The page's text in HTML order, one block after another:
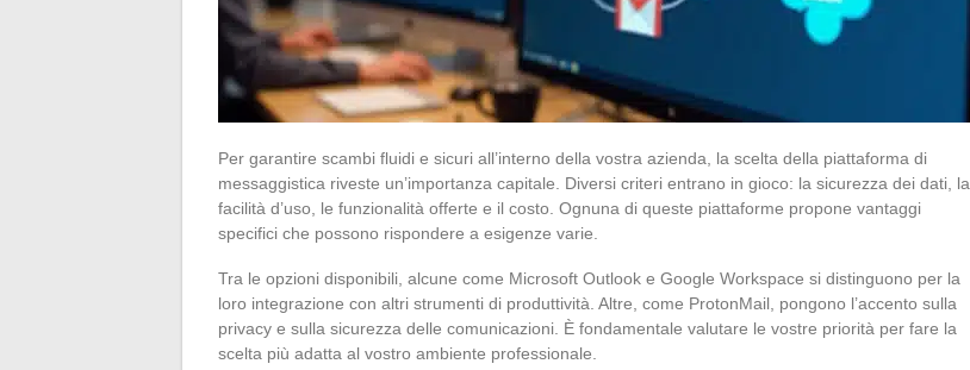
Per garantire scambi fluidi e sicuri all’interno della vostra azienda, la scelta della piattaforma di
messaggistica riveste un’importanza capitale. Diversi criteri entrano in gioco: la sicurezza dei dati, la
facilità d’uso, le funzionalità offerte e il costo. Ognuna di queste piattaforme propone vantaggi
specifici che possono rispondere a esigenze varie.
Tra le opzioni disponibili, alcune come Microsoft Outlook e Google Workspace si distinguono per la
loro integrazione con altri strumenti di produttività. Altre, come ProtonMail, pongono l’accento sulla
privacy e sulla sicurezza delle comunicazioni. È fondamentale valutare le vostre priorità per fare la
scelta più adatta al vostro ambiente professionale.